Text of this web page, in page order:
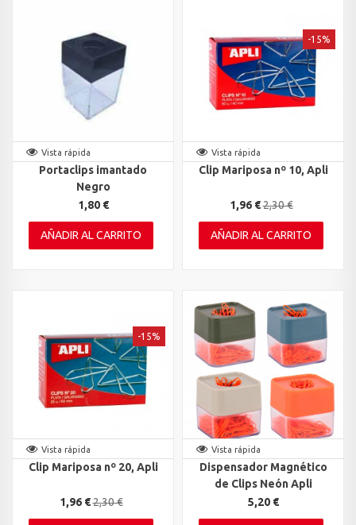
Vista rápida
Portaclips imantado
Negro
1,80 €
AÑADIR AL CARRITO
Vista rápida
Clip Mariposa nº 10, Apli
1,96 €2,30 €
-15%
AÑADIR AL CARRITO
Vista rápida
Clip Mariposa nº 20, Apli
1,96 €2,30 €
-15%
Vista rápida
Dispensador Magnético
de Clips Neón Apli
5,20 €